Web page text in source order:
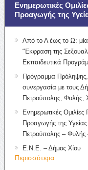
Ενημερωτικές
Προαγωγής της
Από το Α έως το Ω: μία
“Έκφραση της
Εκπαιδευτικά
Πρόγραμμα
συνεργασία με τους
Πετρούπολης, Φυλής,
Ενημερωτικές
Προαγωγής της
Πετρούπολης – Φυλής
Ε.Ν.Ε. – Δήμος Χίου
Περισσότερα